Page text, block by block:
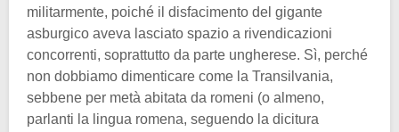
militarmente, poiché il disfacimento del gigante
asburgico aveva lasciato spazio a rivendicazioni
concorrenti, soprattutto da parte ungherese. Sì, perché
non dobbiamo dimenticare come la Transilvania,
sebbene per metà abitata da romeni (o almeno,
parlanti la lingua romena, seguendo la dicitura